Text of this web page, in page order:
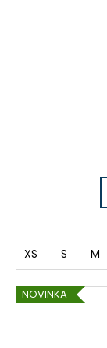
XS S M
NOVINKA